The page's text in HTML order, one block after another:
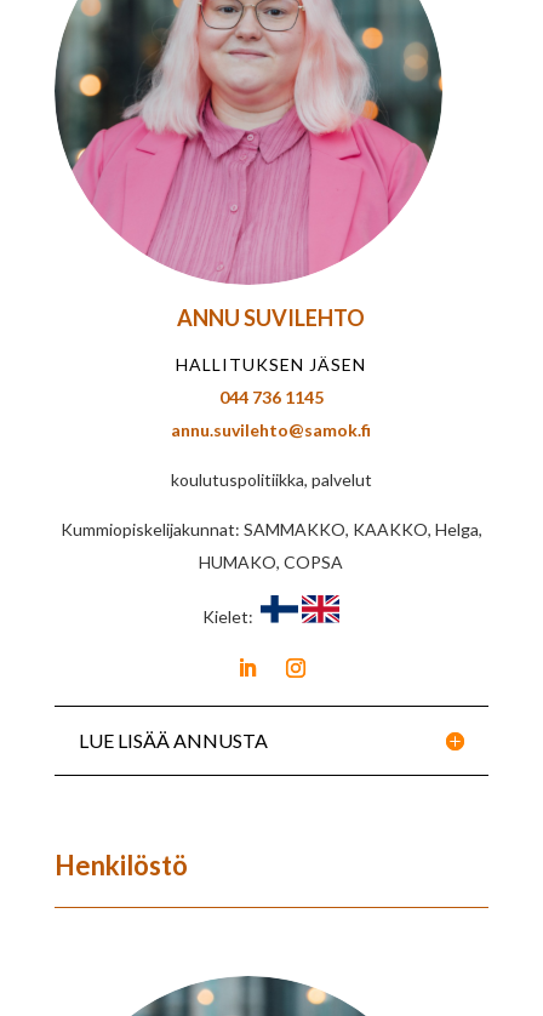
ANNU SUVILEHTO
HALLITUKSEN JÄSEN
044 736 1145
annu.suvilehto@samok.fi
koulutuspolitiikka, palvelut
Kummiopiskelijakunnat: SAMMAKKO, KAAKKO, Helga,
HUMAKO, COPSA
Kielet:
LUE LISÄÄ ANNUSTA
Henkilöstö